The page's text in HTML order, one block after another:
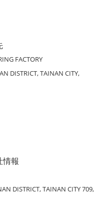
FACTORY
DISTRICT, TAINAN CITY,
情報
DISTRICT, TAINAN CITY 709,